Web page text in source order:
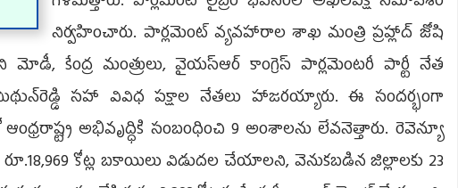
నిర్వహించారు. పార్లమెంట్‌ వ్యవహారాల శాఖ మంత్రి ప్రహ్లాద్‌ జోషి
కేంద్ర మంత్రులు, వైయస్‌ఆర్‌ కాంగ్రెస్‌ పార్లమెంటరీ పార్టీ నేత
సహా వివిధ పక్షాల నేతలు హాజరయ్యారు. ఈ సందర్భంగా
అభివృద్ధికి సంబంధించి 9 అంశాలను లేవనెత్తారు. రెవెన్యూ
కోట్ల బకాయిలు విడుదల చేయాలని, వెనుకబడిన జిల్లాలకు 23